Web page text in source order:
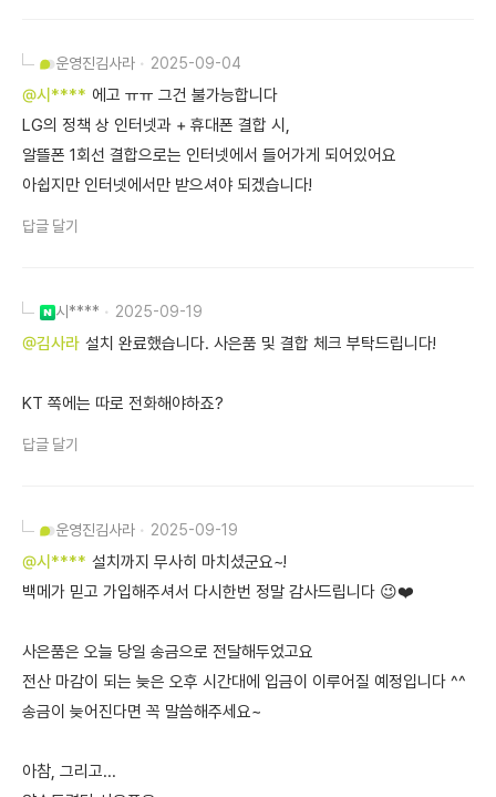
운영진김사라 2025-09-04
@시**** 에고 ㅠㅠ 그건 불가능합니다
LG의 정책 상 인터넷과 + 휴대폰 결합 시,
알뜰폰 1회선 결합으로는 인터넷에서 들어가게 되어있어요
아쉽지만 인터넷에서만 받으셔야 되겠습니다!
답글 달기
시**** 2025-09-19
@김사라 설치 완료했습니다. 사은품 및 결합 체크 부탁드립니다!
KT 쪽에는 따로 전화해야하죠?
답글 달기
운영진김사라 2025-09-19
@시**** 설치까지 무사히 마치셨군요~!
백메가 믿고 가입해주셔서 다시한번 정말 감사드립니다 😉❤️
사은품은 오늘 당일 송금으로 전달해두었고요
전산 마감이 되는 늦은 오후 시간대에 입금이 이루어질 예정입니다 ^^
송금이 늦어진다면 꼭 말씀해주세요~
아참, 그리고...